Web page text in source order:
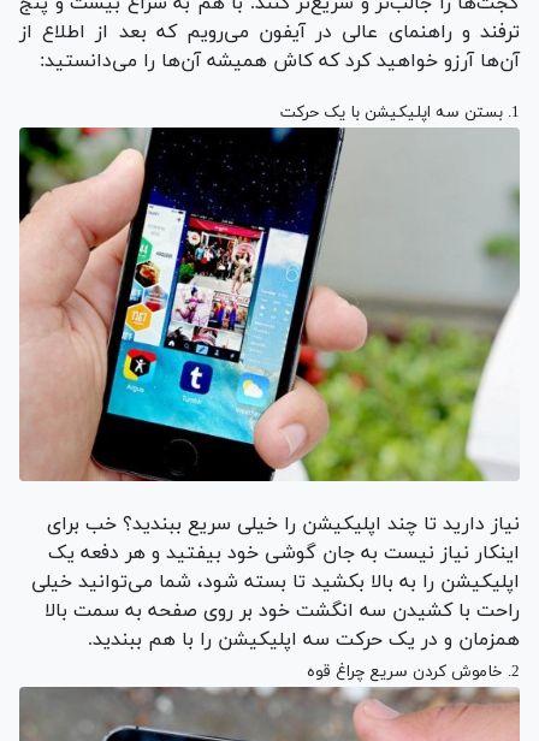
ترفند و راهنمای عالی در آیفون می‌رویم که بعد از اطلاع از
آن‌ها آرزو خواهید کرد که کاش همیشه آن‌ها را می‌دانستید:
1. بستن سه اپلیکیشن با یک حرکت
نیاز دارید تا چند اپلیکیشن را خیلی سریع ببندید؟ خب برای
اینکار نیاز نیست به جان گوشی خود بیفتید و هر دفعه یک
اپلیکیشن را به بالا بکشید تا بسته شود، شما می‌توانید خیلی
راحت با کشیدن سه انگشت خود بر روی صفحه به سمت بالا
همزمان و در یک حرکت سه اپلیکیشن را با هم ببندید.
2. خاموش کردن سریع چراغ قوه